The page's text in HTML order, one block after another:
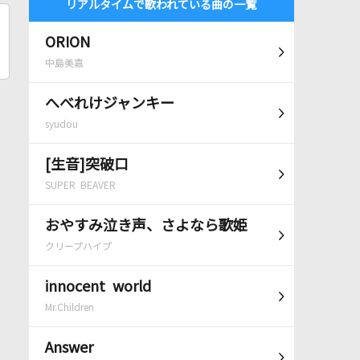
リアルタイムで歌われている曲の一覧
ORION
中島美嘉
へべれけジャンキー
syudou
[生音]突破口
SUPER BEAVER
おやすみ泣き声、さよなら歌姫
クリープハイプ
innocent world
Mr.Children
Answer